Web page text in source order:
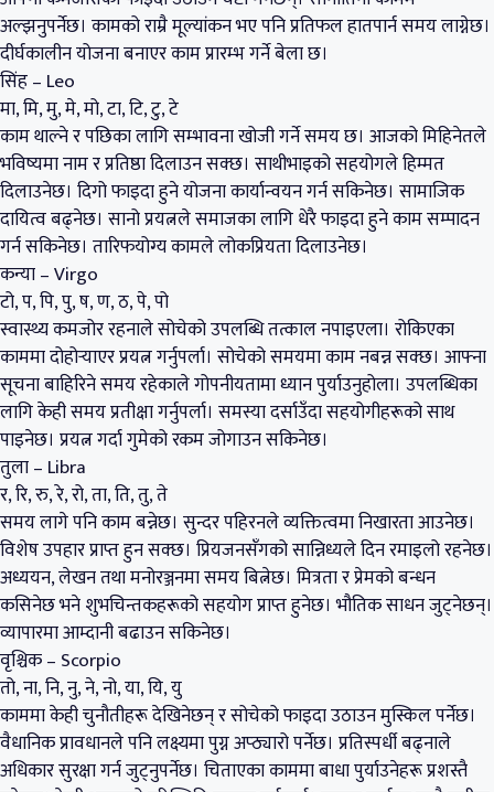
अल्झनुपर्नेछ। कामको राम्रै मूल्यांकन भए पनि प्रतिफल हातपार्न समय लाग्नेछ।
दीर्घकालीन योजना बनाएर काम प्रारम्भ गर्ने बेला छ।
सिंह – Leo
मा, मि, मु, मे, मो, टा, टि, टु, टे
काम थाल्ने र पछिका लागि सम्भावना खोजी गर्ने समय छ। आजको मिहिनेतले
भविष्यमा नाम र प्रतिष्ठा दिलाउन सक्छ। साथीभाइको सहयोगले हिम्मत
दिलाउनेछ। दिगो फाइदा हुने योजना कार्यान्वयन गर्न सकिनेछ। सामाजिक
दायित्व बढ्नेछ। सानो प्रयत्नले समाजका लागि धेरै फाइदा हुने काम सम्पादन
गर्न सकिनेछ। तारिफयोग्य कामले लोकप्रियता दिलाउनेछ।
कन्या – Virgo
टो, प, पि, पु, ष, ण, ठ, पे, पो
स्वास्थ्य कमजोर रहनाले सोचेको उपलब्धि तत्काल नपाइएला। रोकिएका
काममा दोहोऱ्याएर प्रयत्न गर्नुपर्ला। सोचेको समयमा काम नबन्न सक्छ। आफ्ना
सूचना बाहिरिने समय रहेकाले गोपनीयतामा ध्यान पुर्याउनुहोला। उपलब्धिका
लागि केही समय प्रतीक्षा गर्नुपर्ला। समस्या दर्साउँदा सहयोगीहरूको साथ
पाइनेछ। प्रयत्न गर्दा गुमेको रकम जोगाउन सकिनेछ।
तुला – Libra
र, रि, रु, रे, रो, ता, ति, तु, ते
समय लागे पनि काम बन्नेछ। सुन्दर पहिरनले व्यक्तित्वमा निखारता आउनेछ।
विशेष उपहार प्राप्त हुन सक्छ। प्रियजनसँगको सान्निध्यले दिन रमाइलो रहनेछ।
अध्ययन, लेखन तथा मनोरञ्जनमा समय बित्नेछ। मित्रता र प्रेमको बन्धन
कसिनेछ भने शुभचिन्तकहरूको सहयोग प्राप्त हुनेछ। भौतिक साधन जुट्नेछन्।
व्यापारमा आम्दानी बढाउन सकिनेछ।
वृश्चिक – Scorpio
तो, ना, नि, नु, ने, नो, या, यि, यु
काममा केही चुनौतीहरू देखिनेछन् र सोचेको फाइदा उठाउन मुस्किल पर्नेछ।
वैधानिक प्रावधानले पनि लक्ष्यमा पुग्न अप्ठ्यारो पर्नेछ। प्रतिस्पर्धी बढ्नाले
अधिकार सुरक्षा गर्न जुट्नुपर्नेछ। चिताएका काममा बाधा पुर्याउनेहरू प्रशस्तै